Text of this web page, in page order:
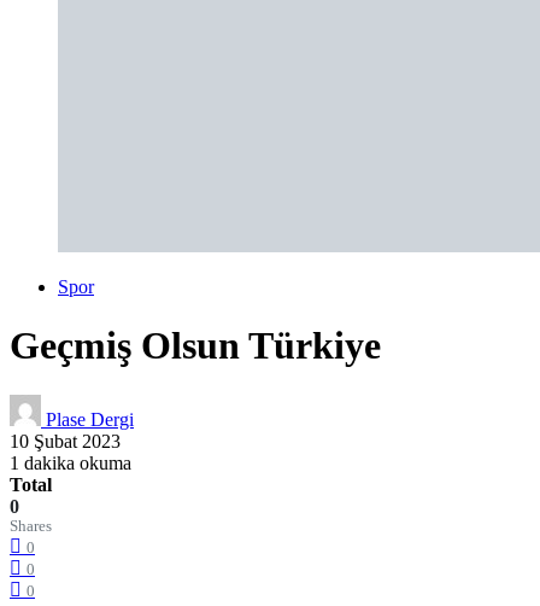
Spor
Geçmiş Olsun Türkiye
Plase Dergi
10 Şubat 2023
1 dakika okuma
Total
0
Shares
0
0
0